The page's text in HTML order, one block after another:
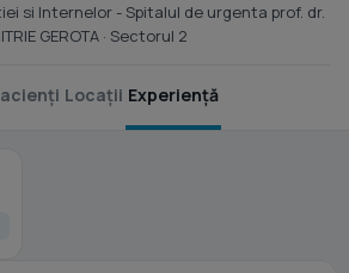
si Internelor - Spitalul de urgenta prof. dr.
GEROTA · Sectorul 2
Locații Experiență